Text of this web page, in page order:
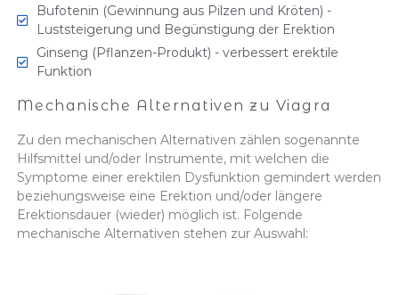
Bufotenin (Gewinnung aus Pilzen und Kröten) -
Luststeigerung und Begünstigung der Erektion
Ginseng (Pflanzen-Produkt) - verbessert erektile
Funktion
Mechanische Alternativen zu Viagra
Zu den mechanischen Alternativen zählen sogenannte
Hilfsmittel und/oder Instrumente, mit welchen die
Symptome einer erektilen Dysfunktion gemindert werden
beziehungsweise eine Erektion und/oder längere
Erektionsdauer (wieder) möglich ist. Folgende
mechanische Alternativen stehen zur Auswahl: